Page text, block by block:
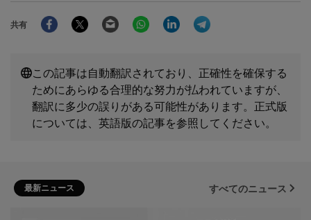
共有
FacebookTwitter Email WhatsAppLinkedIn
この記事は自動翻訳されており、正確性を確保する
ためにあらゆる合理的な努力が払われていますが、
翻訳に多少の誤りがある可能性があります。正式版
については、英語版の記事を参照してください。
最新ニュース すべてのニュース